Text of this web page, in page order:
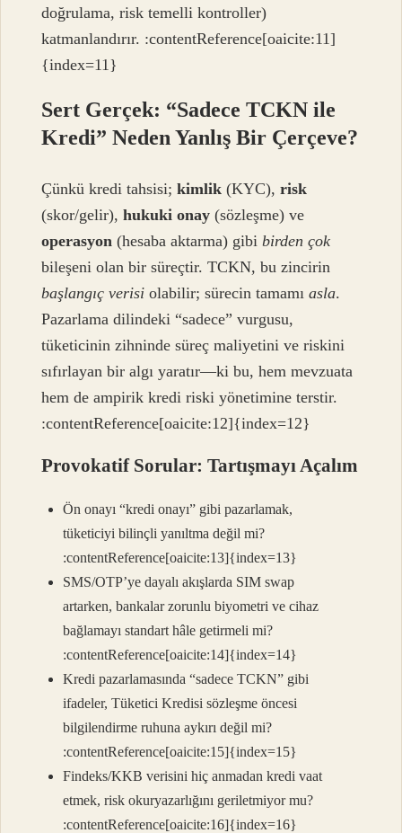
doğrulama, risk temelli kontroller)
katmanlandırır. :contentReference[oaicite:11]
{index=11}
Sert Gerçek: “Sadece TCKN ile
Kredi” Neden Yanlış Bir Çerçeve?
Çünkü kredi tahsisi;kimlik (KYC),risk
(skor/gelir),hukuki onay (sözleşme) ve
operasyon (hesaba aktarma) gibibirden çok
bileşeni olan bir süreçtir. TCKN, bu zincirin
başlangıç verisi olabilir; sürecin tamamıasla.
Pazarlama dilindeki “sadece” vurgusu,
tüketicinin zihninde süreç maliyetini ve riskini
sıfırlayan bir algı yaratır—ki bu, hem mevzuata
hem de ampirik kredi riski yönetimine terstir.
:contentReference[oaicite:12]{index=12}
Provokatif Sorular: Tartışmayı Açalım
Ön onayı “kredi onayı” gibi pazarlamak,
tüketiciyi bilinçli yanıltma değil mi?
:contentReference[oaicite:13]{index=13}
SMS/OTP’ye dayalı akışlarda SIM swap
artarken, bankalar zorunlu biyometri ve cihaz
bağlamayı standart hâle getirmeli mi?
:contentReference[oaicite:14]{index=14}
Kredi pazarlamasında “sadece TCKN” gibi
ifadeler, Tüketici Kredisi sözleşme öncesi
bilgilendirme ruhuna aykırı değil mi?
:contentReference[oaicite:15]{index=15}
Findeks/KKB verisini hiç anmadan kredi vaat
etmek, risk okuryazarlığını geriletmiyor mu?
:contentReference[oaicite:16]{index=16}